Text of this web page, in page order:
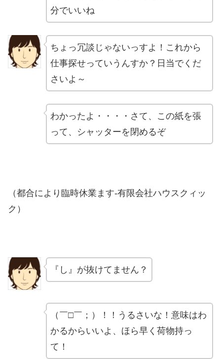
分でいいね
ちょっ冗談じゃないっすよ！これから
仕事探せっていうんすか？日当でくだ
さいよ～
わかったよ・・・・さて、この紙を張
って、シャッターを閉めるぞ
（都合により臨時休業ます-有限会社ハウスクィッ
ク）
『し』が抜けてません？
（￣□￣；）！！うるさいな！意味はわ
かるからいいよ、ほら早く荷物持っ
て！